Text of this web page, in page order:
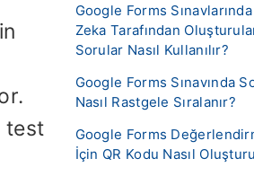
test
Google Forms
Zeka Tarafından
Sorular Nasıl Kullanılır?
Google Forms Sınavında
Nasıl Rastgele Sıralanır?
Google Forms
İçin QR Kodu Nasıl